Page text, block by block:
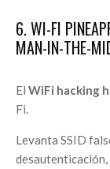
6. WI-FI
MAN-IN-THE-
El WiFi hacking
Fi.
Levanta SSID